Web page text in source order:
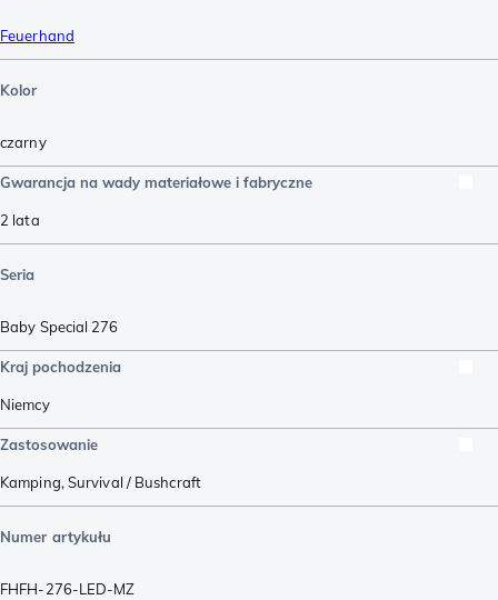
Feuerhand
Kolor
czarny
Gwarancja na wady materiałowe i fabryczne
2 lata
Seria
Baby Special 276
Kraj pochodzenia
Niemcy
Zastosowanie
Kamping,Survival / Bushcraft
Numer artykułu
FHFH-276-LED-MZ